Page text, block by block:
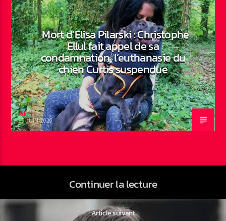
Mort d’Elisa Pilarski : Christophe
Ellul fait appel de sa
condamnation, l’euthanasie du
chien Curtis suspendue
Admin
19 JUIN 2026
Continuer la lecture
Article suivant